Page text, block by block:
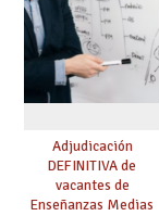
resolución definitiva
Adjudicación
DEFINITIVA de
vacantes de
Enseñanzas Medias